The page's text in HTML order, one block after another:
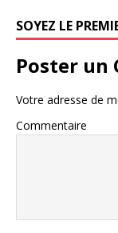
SOYEZ LE
Poster un
Votre adresse de
Commentaire